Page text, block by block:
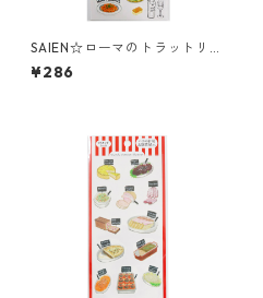
SAIEN☆ローマのトラットリア
☆マスキングシール☆(J284)
¥286